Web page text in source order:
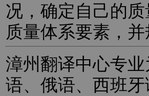
况，确定自己的
质量体系要素，
漳州翻译中心专
语、俄语、西班